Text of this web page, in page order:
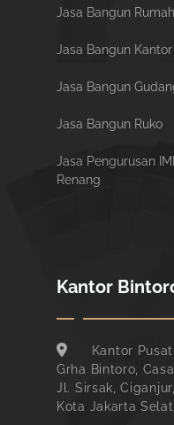
Jasa Bangun Rumah
Jasa Bangun Kantor
Jasa Bangun
Jasa Bangun Ruko
Jasa Pengurusan
Renang
Kantor
Kantor
Grha Bintoro,
Jl. Sirsak,
Kota Jakarta